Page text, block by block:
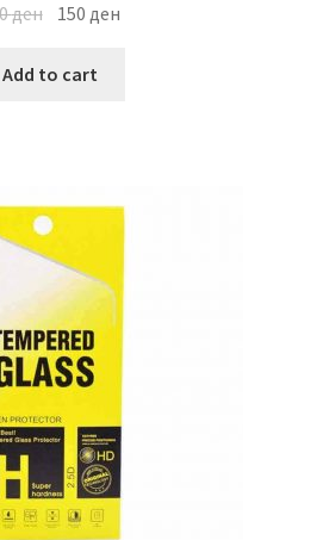
ден 150ден
Add to cart